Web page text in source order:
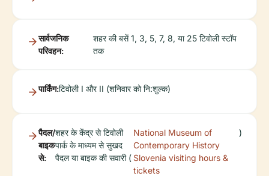
सार्वजनिक
परिवहन:
शहर की बसें 1, 3, 5, 7, 8, या 25 टिवोली स्टॉप
तक
पार्किंग:टिवोली I और II (शनिवार को नि:शुल्क)
पैदल/
बाइक
से:
शहर के केंद्र से टिवोली
पार्क के माध्यम से सुखद
पैदल या बाइक की सवारी (
National Museum of
Contemporary History
Slovenia visiting hours &
tickets
)